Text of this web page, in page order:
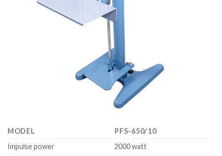
MODEL
PFS-650/10
Impulse power
2000 watt